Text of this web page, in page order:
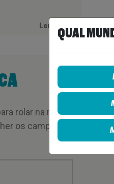
Ler Mais
rolar na minha
os campos
QUAL